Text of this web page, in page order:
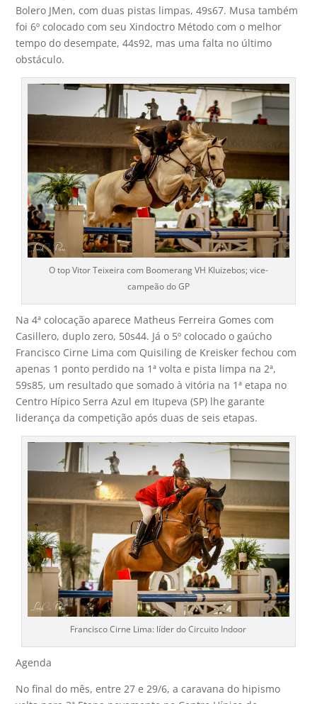
Bolero JMen, com duas pistas limpas, 49s67. Musa também
foi 6º colocado com seu Xindoctro Método com o melhor
tempo do desempate, 44s92, mas uma falta no último
obstáculo.
O top Vitor Teixeira com Boomerang VH Kluizebos; vice-
campeão do GP
Na 4ª colocação aparece Matheus Ferreira Gomes com
Casillero, duplo zero, 50s44. Já o 5º colocado o gaúcho
Francisco Cirne Lima com Quisiling de Kreisker fechou com
apenas 1 ponto perdido na 1ª volta e pista limpa na 2ª,
59s85, um resultado que somado à vitória na 1ª etapa no
Centro Hípico Serra Azul em Itupeva (SP) lhe garante
liderança da competição após duas de seis etapas.
Francisco Cirne Lima: líder do Circuito Indoor
Agenda
No final do mês, entre 27 e 29/6, a caravana do hipismo